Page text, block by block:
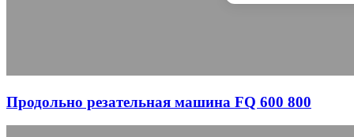
Продольно резательная машина FQ 600 800